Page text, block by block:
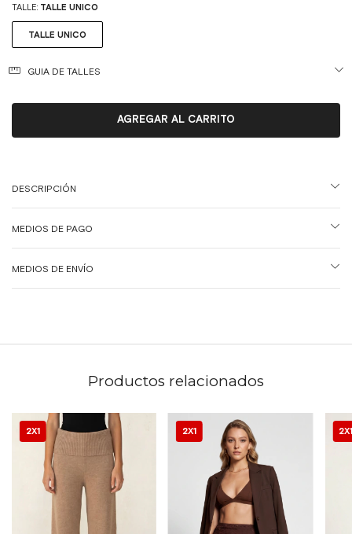
TALLE: TALLE UNICO
TALLE UNICO
GUIA DE TALLES
DESCRIPCIÓN
MEDIOS DE PAGO
MEDIOS DE ENVÍO
Productos relacionados
2X1 2X1